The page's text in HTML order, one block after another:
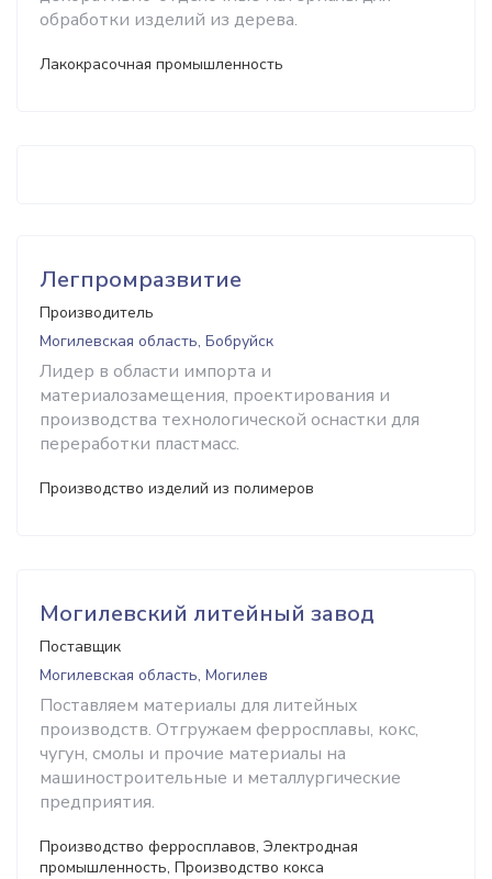
обработки изделий из дерева.
Лакокрасочная промышленность
Легпромразвитие
Производитель
Могилевская область, Бобруйск
Лидер в области импорта и
материалозамещения, проектирования и
производства технологической оснастки для
переработки пластмасс.
Производство изделий из полимеров
Могилевский литейный завод
Поставщик
Могилевская область, Могилев
Поставляем материалы для литейных
производств. Отгружаем ферросплавы, кокс,
чугун, смолы и прочие материалы на
машиностроительные и металлургические
предприятия.
Производство ферросплавов, Электродная
промышленность, Производство кокса